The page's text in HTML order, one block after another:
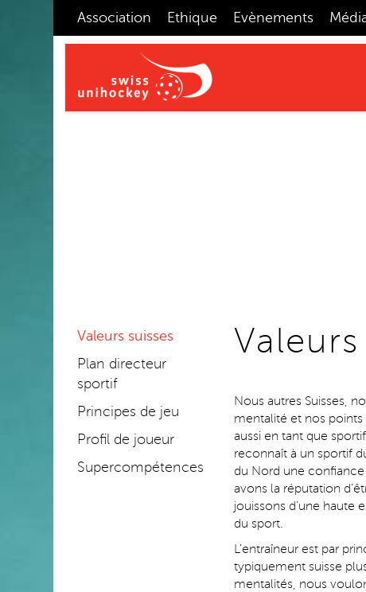
Association Ethique Evènements
Valeurs suisses
Plan directeur
sportif
Principes de jeu
Profil de joueur
Supercompétences
Nous autres Suisses,
mentalité et nos
aussi en tant que
reconnaît à un sportif
du Nord une
avons la réputation
jouissons d’une haute
du sport.
L’entraîneur est par
typiquement suisse
mentalités, nous